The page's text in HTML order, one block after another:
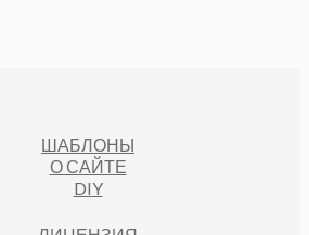
ШАБЛОНЫ
О САЙТЕ
DIY